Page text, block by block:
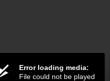
Error loading media:
File could not be played